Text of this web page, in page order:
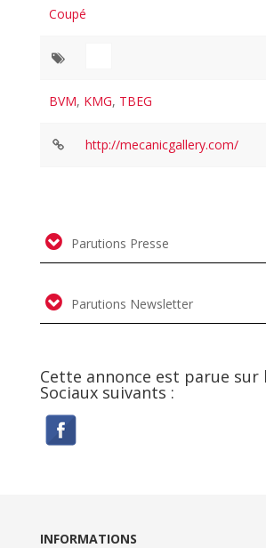
Coupé
BVM, KMG, TBEG
http://mecanicgallery.com/
Parutions Presse
Parutions Newsletter
Cette annonce est parue sur
Sociaux suivants :
INFORMATIONS